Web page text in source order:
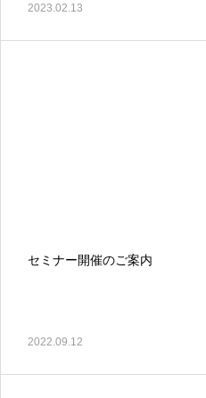
2023.02.13
セミナー開催のご案内
2022.09.12